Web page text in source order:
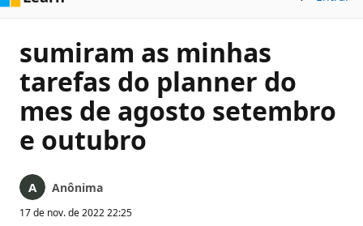
sumiram as minhas
tarefas do planner do
mes de agosto setembro
e outubro
Anônima
17 de nov. de 2022 22:25